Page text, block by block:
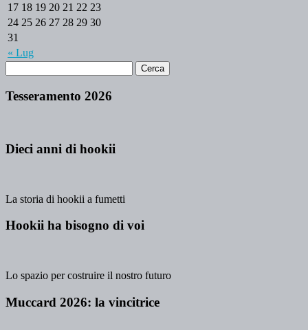
« Lug
17 18 19 20 21 22 23
24 25 26 27 28 29 30
31
Tesseramento 2026
Dieci anni di hookii
La storia di hookii a fumetti
Hookii ha bisogno di voi
Lo spazio per costruire il nostro futuro
Muccard 2026: la vincitrice